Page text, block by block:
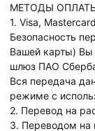
МЕТОДЫ
1. Visa,
Безопасность
Вашей карты) Вы
шлюз ПАО
Вся передача
режиме с
2. Перевод на
3. Переводом на